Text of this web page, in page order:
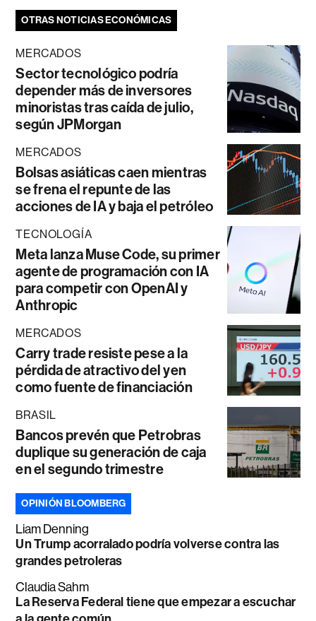
OTRAS NOTICIAS ECONÓMICAS
MERCADOS
Sector tecnológico podría
depender más de inversores
minoristas tras caída de julio,
según JPMorgan
MERCADOS
Bolsas asiáticas caen mientras
se frena el repunte de las
acciones de IA y baja el petróleo
TECNOLOGÍA
Meta lanza Muse Code, su primer
agente de programación con IA
para competir con OpenAI y
Anthropic
MERCADOS
Carry trade resiste pese a la
pérdida de atractivo del yen
como fuente de financiación
BRASIL
Bancos prevén que Petrobras
duplique su generación de caja
en el segundo trimestre
OPINIÓN BLOOMBERG
Liam Denning
Un Trump acorralado podría volverse contra las
grandes petroleras
Claudia Sahm
La Reserva Federal tiene que empezar a escuchar